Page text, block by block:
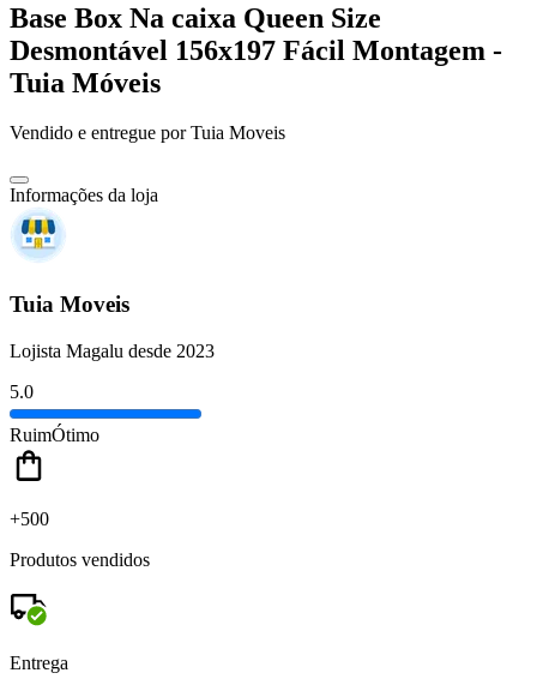
Base Box Na caixa Queen Size
Desmontável 156x197 Fácil Montagem -
Tuia Móveis
Vendido e entregue por Tuia Moveis
Informações da loja
Tuia Moveis
Lojista Magalu desde 2023
5.0
RuimÓtimo
+500
Produtos vendidos
Entrega